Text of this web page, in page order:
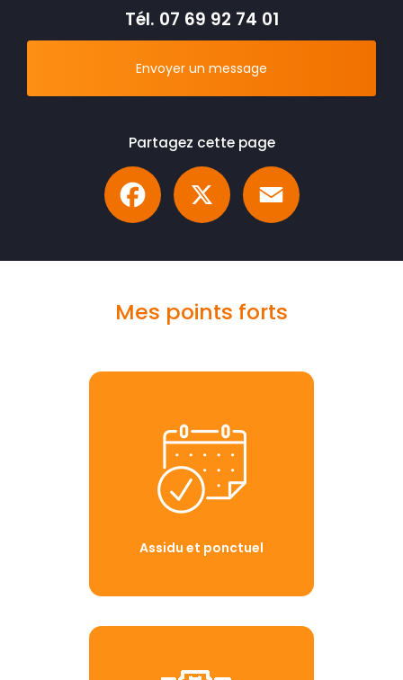
Tél. 07 69 92 74 01
Envoyer un message
Partagez cette page
Facebook
Mes points forts
Assidu et ponctuel